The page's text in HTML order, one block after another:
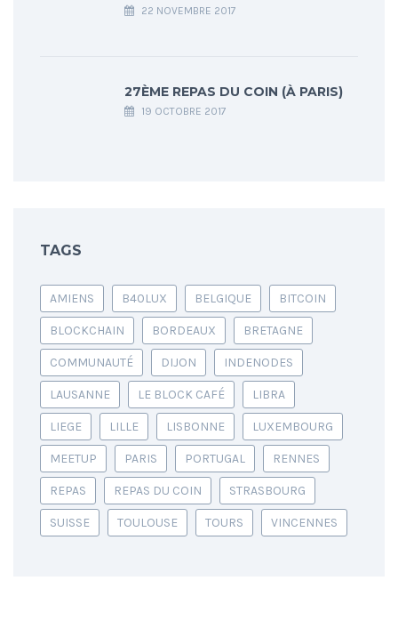
22 NOVEMBRE 2017
27ÈME REPAS DU COIN (À PARIS)
19 OCTOBRE 2017
TAGS
AMIENS B40LUX BELGIQUE BITCOIN
BLOCKCHAIN BORDEAUX BRETAGNE
COMMUNAUTÉ DIJON INDENODES
LAUSANNE LE BLOCK CAFÉ LIBRA
LIEGE LILLE LISBONNE LUXEMBOURG
MEETUP PARIS PORTUGAL RENNES
REPAS REPAS DU COIN STRASBOURG
SUISSE TOULOUSE TOURS VINCENNES